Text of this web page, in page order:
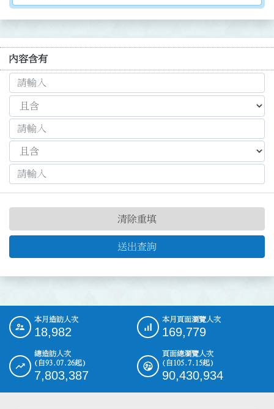
內容含有
送出查詢
清除重填
::: 本月造訪人次
18,982
本月頁面瀏覽人次
169,779
總造訪人次
(自93.07.26起)
7,803,387
頁面總瀏覽人次
(自105.7.15起)
90,430,934